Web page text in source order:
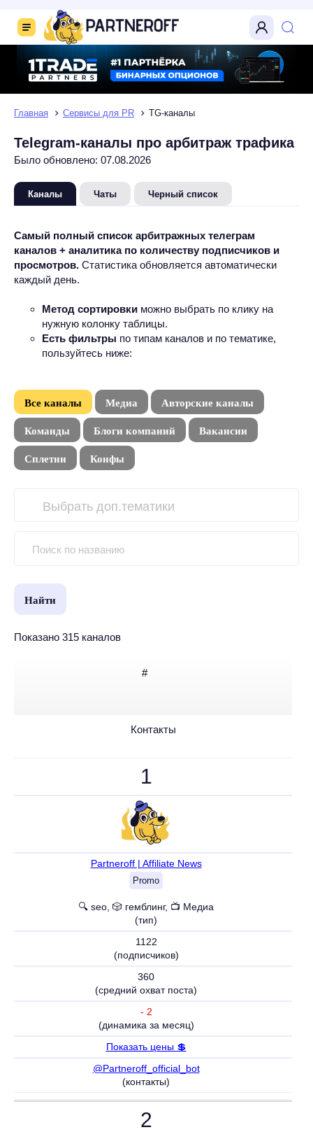
Главная Сервисы для PR TG-каналы
Telegram-каналы про арбитраж трафика
Было обновлено: 07.08.2026
Каналы Чаты Черный список
Самый полный список арбитражных телеграм
каналов + аналитика по количеству подписчиков и
просмотров. Статистика обновляется автоматически
каждый день.
Метод сортировки можно выбрать по клику на
нужную колонку таблицы.
Есть фильтры по типам каналов и по тематике,
пользуйтесь ниже:
Все каналы Медиа Авторские каналы
Команды Блоги компаний Вакансии
Сплетни Конфы
Найти
Показано 315 каналов
#
Контакты
1
Partneroff | Affiliate News
Promo
🔍 seo, 🎲 гемблинг, 📺 Медиа
(тип)
1122
(подписчиков)
360
(средний охват поста)
- 2
(динамика за месяц)
Показать цены 💲
@Partneroff_official_bot
(контакты)
2